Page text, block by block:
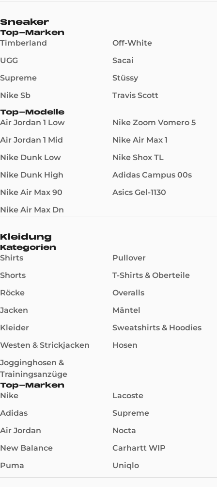
Sneaker
Top-Marken
Timberland
UGG
Supreme
Nike Sb
Off-White
Sacai
Stüssy
Travis Scott
Top-Modelle
Air Jordan 1 Low
Air Jordan 1 Mid
Nike Dunk Low
Nike Dunk High
Nike Air Max 90
Nike Air Max Dn
Nike Zoom Vomero 5
Nike Air Max 1
Nike Shox TL
Adidas Campus 00s
Asics Gel-1130
Kleidung
Kategorien
Shirts
Shorts
Röcke
Jacken
Kleider
Westen & Strickjacken
Jogginghosen &
Trainingsanzüge
Pullover
T-Shirts & Oberteile
Overalls
Mäntel
Sweatshirts & Hoodies
Hosen
Top-Marken
Nike
Adidas
Air Jordan
New Balance
Puma
Lacoste
Supreme
Nocta
Carhartt WIP
Uniqlo